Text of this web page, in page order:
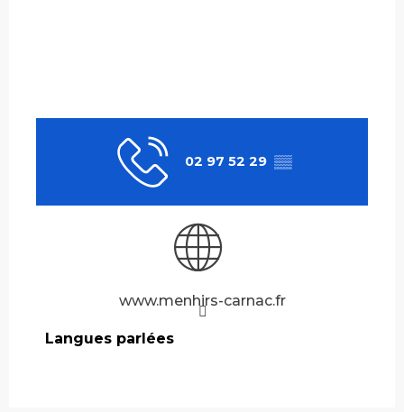
02 97 52 29 ▒▒
www.menhirs-carnac.fr
Langues parlées
Langues parlées